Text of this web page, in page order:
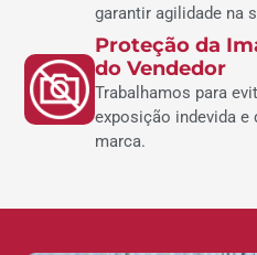
garantir agilidade na
Proteção da
do Vendedor
Trabalhamos para
exposição indevida e
marca.